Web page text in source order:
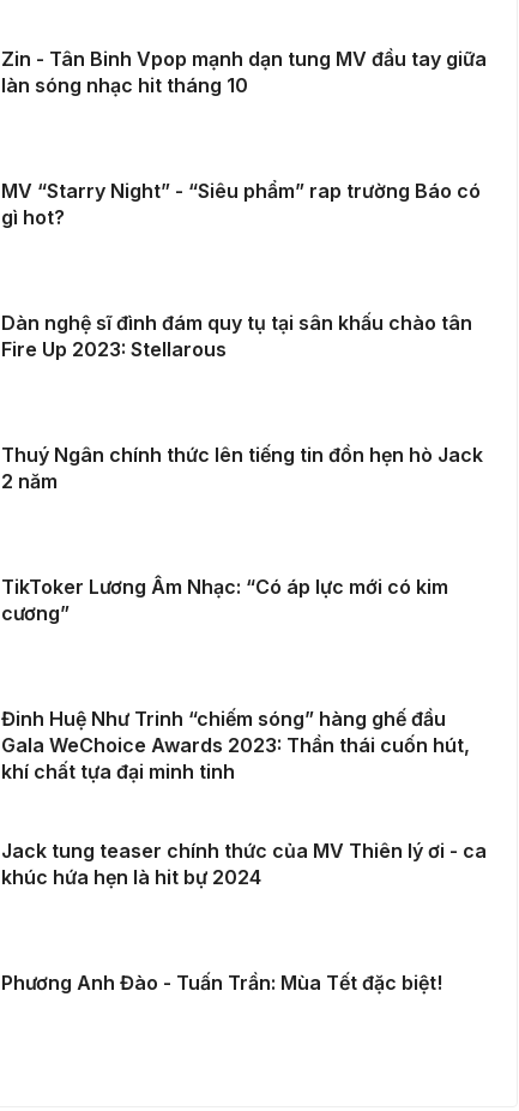
Zin - Tân Binh Vpop mạnh dạn tung MV đầu tay giữa
làn sóng nhạc hit tháng 10
MV “Starry Night” - “Siêu phẩm” rap trường Báo có
gì hot?
Dàn nghệ sĩ đình đám quy tụ tại sân khấu chào tân
Fire Up 2023: Stellarous
Thuý Ngân chính thức lên tiếng tin đồn hẹn hò Jack
2 năm
TikToker Lương Âm Nhạc: “Có áp lực mới có kim
cương”
Đinh Huệ Như Trinh “chiếm sóng” hàng ghế đầu
Gala WeChoice Awards 2023: Thần thái cuốn hút,
khí chất tựa đại minh tinh
Jack tung teaser chính thức của MV Thiên lý ơi - ca
khúc hứa hẹn là hit bự 2024
Phương Anh Đào - Tuấn Trần: Mùa Tết đặc biệt!